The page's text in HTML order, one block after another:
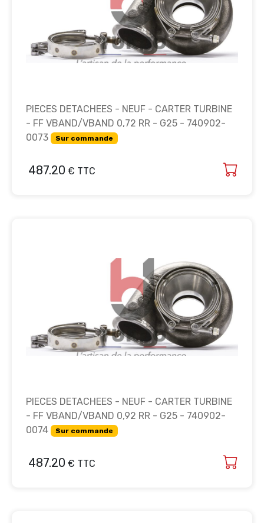
PIECES DETACHEES - NEUF - CARTER TURBINE
- FF VBAND/VBAND 0,72 RR - G25 - 740902-
0073
Sur commande
487.20 € TTC
PIECES DETACHEES - NEUF - CARTER TURBINE
- FF VBAND/VBAND 0,92 RR - G25 - 740902-
0074
Sur commande
487.20 € TTC